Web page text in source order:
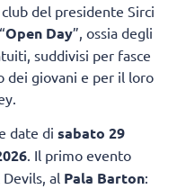
del presidente Sirci
Open Day”, ossia degli
suddivisi per fasce
dei giovani e per il loro
date di sabato 29
. Il primo evento
al Pala Barton: